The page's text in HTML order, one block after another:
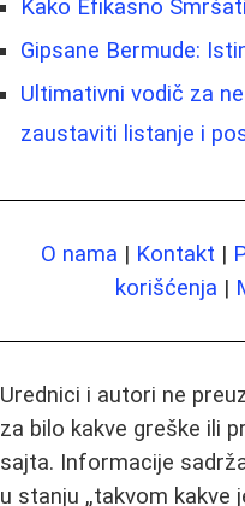
Kako Efikasno
Gipsane Bermude:
Ultimativni vodič za
zaustaviti listanje i
O nama | Kontakt |
korišćenja |
Urednici i autori ne
za bilo kakve greške ili
sajta. Informacije
u stanju „takvom kakve